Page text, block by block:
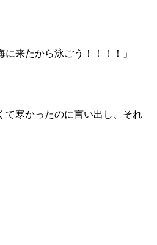
に来たから泳ごう！！！！」
て寒かったのに言い出し、それ